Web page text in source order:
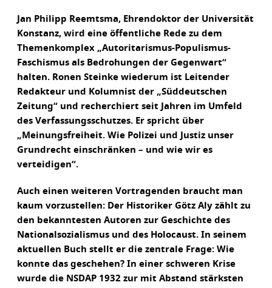
Jan Philipp Reemtsma, Ehrendoktor der Universität
Konstanz, wird eine öffentliche Rede zu dem
Themenkomplex „Autoritarismus-Populismus-
Faschismus als Bedrohungen der Gegenwart“
halten. Ronen Steinke wiederum ist Leitender
Redakteur und Kolumnist der „Süddeutschen
Zeitung“ und recherchiert seit Jahren im Umfeld
des Verfassungsschutzes. Er spricht über
„Meinungsfreiheit. Wie Polizei und Justiz unser
Grundrecht einschränken – und wie wir es
verteidigen“.
Auch einen weiteren Vortragenden braucht man
kaum vorzustellen: Der Historiker Götz Aly zählt zu
den bekanntesten Autoren zur Geschichte des
Nationalsozialismus und des Holocaust. In seinem
aktuellen Buch stellt er die zentrale Frage: Wie
konnte das geschehen? In einer schweren Krise
wurde die NSDAP 1932 zur mit Abstand stärksten